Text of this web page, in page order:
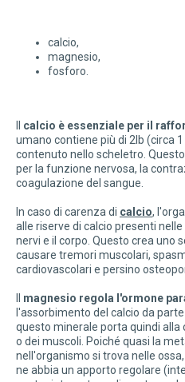
calcio,
magnesio,
fosforo.
calcio è essenziale per il
umano contiene più di 2Ib (circa
contenuto nello scheletro.
per la funzione nervosa, la
coagulazione del sangue.
In caso di carenza di calcio,
alle riserve di calcio presenti
nervi e il corpo. Questo crea uno
causare tremori muscolari,
cardiovascolari e persino
magnesio regola l'ormone
l'assorbimento del calcio da
questo minerale porta quindi
o dei muscoli. Poiché quasi la
nell'organismo si trova nelle
ne abbia un apporto regolare